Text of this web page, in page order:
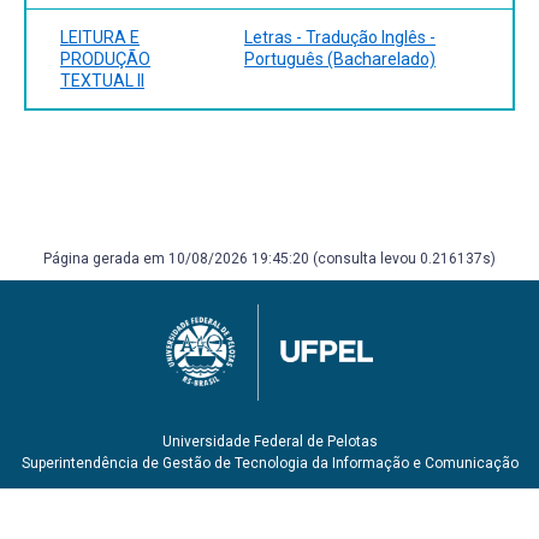
LEITURA E
PRODUÇÃO
TEXTUAL II
Letras - Tradução Inglês -
Português (Bacharelado)
Página gerada em 10/08/2026 19:45:20 (consulta levou 0.216137s)
Universidade Federal de Pelotas
Superintendência de Gestão de Tecnologia da Informação e Comunicação